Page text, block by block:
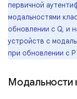
первичной
модальностями
обновлении с Q, и
устройств с
при обновлении с
Модальности